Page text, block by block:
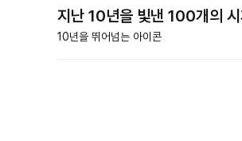
지난 10년을 빛낸 100개의 시
10년을 뛰어넘는 아이콘